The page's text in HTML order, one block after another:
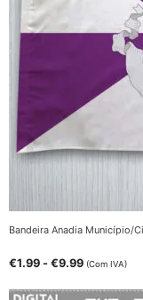
Bandeira Anadia Município/
€1.99 - €9.99 (Com IVA)